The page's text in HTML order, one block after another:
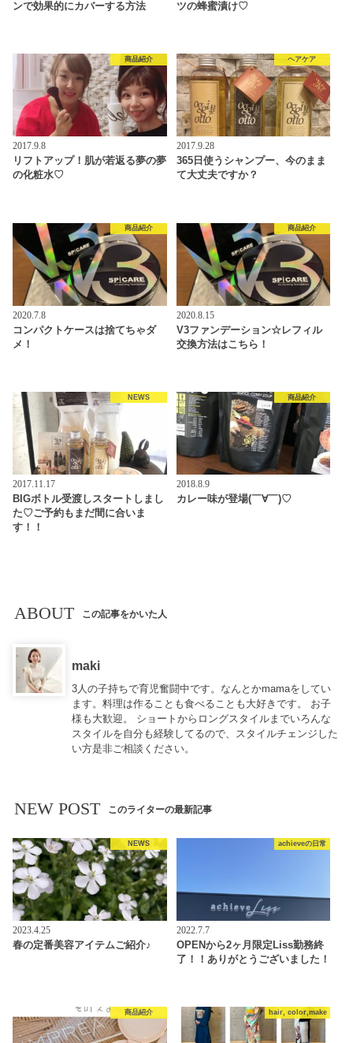
ンで効果的にカバーする方法
ツの蜂蜜漬け♡
商品紹介
2017.9.8
リフトアップ！肌が若返る夢の夢
の化粧水♡
ヘアケア
2017.9.28
365日使うシャンプー、今のまま
て大丈夫ですか？
商品紹介
2020.7.8
コンパクトケースは捨てちゃダ
メ！
商品紹介
2020.8.15
V3ファンデーション☆レフィル
交換方法はこちら！
NEWS
2017.11.17
BIGボトル受渡しスタートしまし
た♡ご予約もまだ間に合いま
す！！
商品紹介
2018.8.9
カレー味が登場(￣∀￣)♡
ABOUT この記事をかいた人
maki
3人の子持ちで育児奮闘中です。なんとかmamaをしてい
ます。料理は作ることも食べることも大好きです。 お子
様も大歓迎。 ショートからロングスタイルまでいろんな
スタイルを自分も経験してるので、スタイルチェンジした
い方是非ご相談ください。
NEW POST このライターの最新記事
NEWS
2023.4.25
春の定番美容アイテムご紹介♪
achieveの日常
2022.7.7
OPENから2ヶ月限定Liss勤務終
了！！ありがとうございました！
商品紹介 hair, color,make